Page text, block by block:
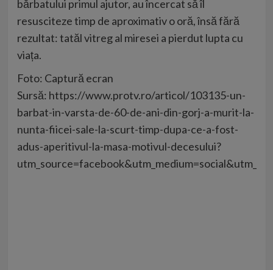
bărbatului primul ajutor, au încercat să îl
resusciteze timp de aproximativ o oră, însă fără
rezultat: tatăl vitreg al miresei a pierdut lupta cu
viața.
Foto: Captură ecran
Sursă: https://www.protv.ro/articol/103135-un-
barbat-in-varsta-de-60-de-ani-din-gorj-a-murit-la-
nunta-fiicei-sale-la-scurt-timp-dupa-ce-a-fost-
adus-aperitivul-la-masa-motivul-decesului?